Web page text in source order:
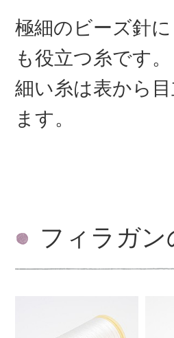
極細のビーズ針
も役立つ糸です。
細い糸は表から
ます。
フィラガ